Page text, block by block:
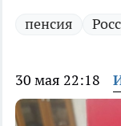
пенсия
30 мая 22:18